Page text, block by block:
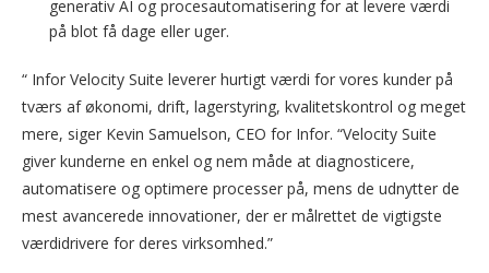
generativ AI og procesautomatisering for at levere værdi
på blot få dage eller uger.
“ Infor Velocity Suite leverer hurtigt værdi for vores kunder på
tværs af økonomi, drift, lagerstyring, kvalitetskontrol og meget
mere, siger Kevin Samuelson, CEO for Infor. “Velocity Suite
giver kunderne en enkel og nem måde at diagnosticere,
automatisere og optimere processer på, mens de udnytter de
mest avancerede innovationer, der er målrettet de vigtigste
værdidrivere for deres virksomhed.”